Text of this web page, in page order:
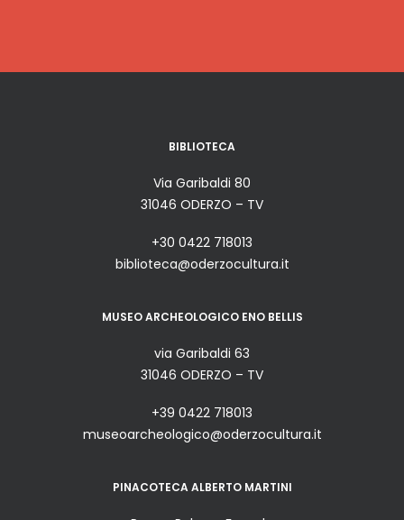
BIBLIOTECA
Via Garibaldi 80
31046 ODERZO – TV
+30 0422 718013
biblioteca@oderzocultura.it
MUSEO ARCHEOLOGICO ENO BELLIS
via Garibaldi 63
31046 ODERZO – TV
+39 0422 718013
museoarcheologico@oderzocultura.it
PINACOTECA ALBERTO MARTINI